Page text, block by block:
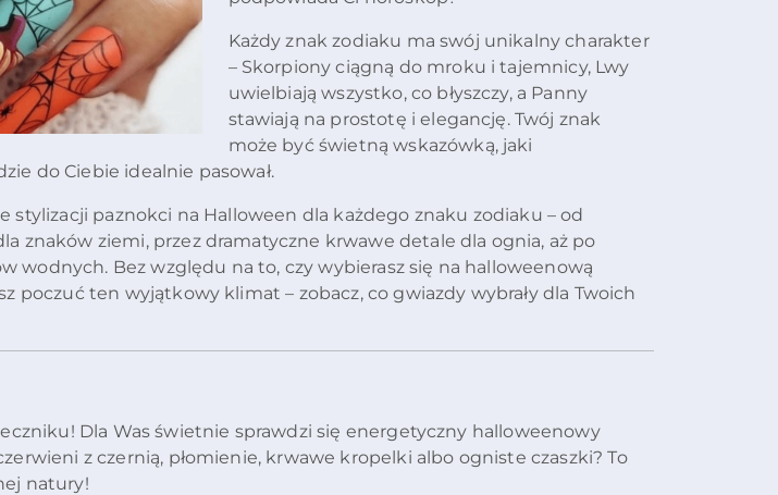
Każdy znak zodiaku ma swój unikalny charakter
– Skorpiony ciągną do mroku i tajemnicy, Lwy
uwielbiają wszystko, co błyszczy, a Panny
stawiają na prostotę i elegancję. Twój znak
może być świetną wskazówką, jaki
do Ciebie idealnie pasował.
stylizacji paznokci na Halloween dla każdego znaku zodiaku – od
znaków ziemi, przez dramatyczne krwawe detale dla ognia, aż po
wodnych. Bez względu na to, czy wybierasz się na halloweenową
poczuć ten wyjątkowy klimat – zobacz, co gwiazdy wybrały dla Twoich
Dla Was świetnie sprawdzi się energetyczny halloweenowy
z czernią, płomienie, krwawe kropelki albo ogniste czaszki? To
natury!